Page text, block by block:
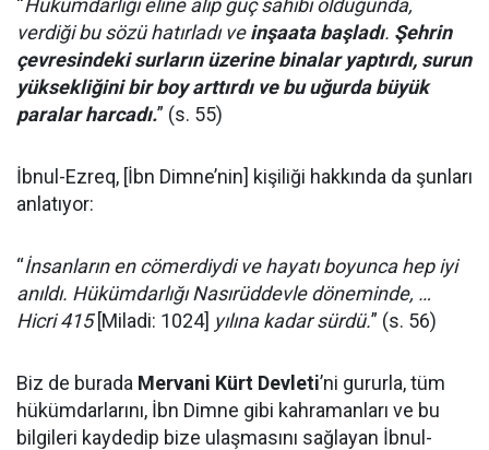
“Hükümdarlığı eline alıp güç sahibi olduğunda,
verdiği bu sözü hatırladı veinşaata başladı. Şehrin
çevresindeki surların üzerine binalar yaptırdı, surun
yüksekliğini bir boy arttırdı ve bu uğurda büyük
paralar harcadı.” (s. 55)
İbnul-Ezreq, [İbn Dimne’nin] kişiliği hakkında da şunları
anlatıyor:
“İnsanların en cömerdiydi ve hayatı boyunca hep iyi
anıldı. Hükümdarlığı Nasırüddevle döneminde, …
Hicri 415[Miladi: 1024] yılına kadar sürdü.” (s. 56)
Biz de burada Mervani Kürt Devleti’ni gururla, tüm
hükümdarlarını, İbn Dimne gibi kahramanları ve bu
bilgileri kaydedip bize ulaşmasını sağlayan İbnul-